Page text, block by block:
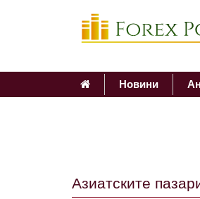
Новини
Aзиaтскитe